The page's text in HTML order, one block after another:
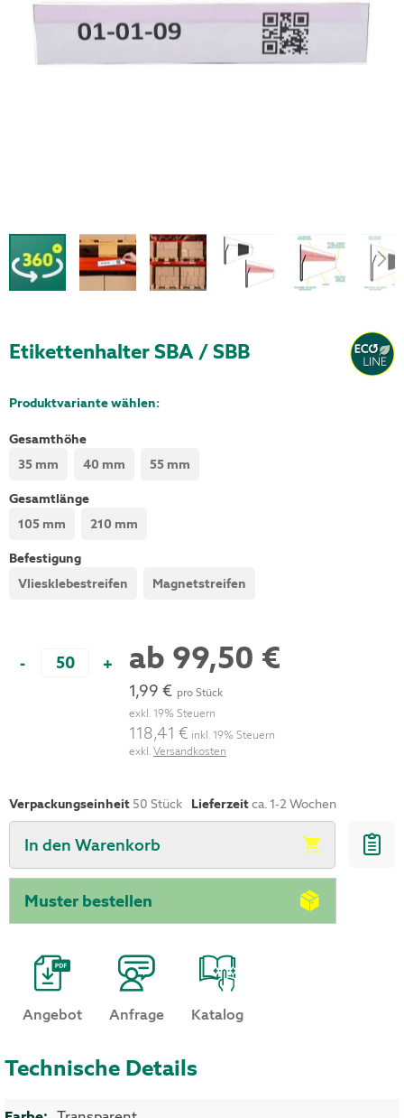
Etikettenhalter SBA / SBB
Produktvariante wählen:
Gesamthöhe
35 mm
40 mm 55 mm
Gesamtlänge
105 mm
210 mm
Befestigung
Vliesklebestreifen
Magnetstreifen
- + ab 99,50 €
1,99 € pro Stück
exkl. 19% Steuern
118,41 € inkl. 19% Steuern
exkl.Versandkosten
Verpackungseinheit 50 Stück Lieferzeitca. 1-2 Wochen
In den Warenkorb
Muster bestellen
Angebot Anfrage Katalog
Technische Details
Mehr Informationen